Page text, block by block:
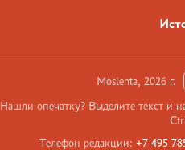
Moslenta, 2026 г.
Нашли опечатку? Выделите текст и
Телефон редакции: +7 495